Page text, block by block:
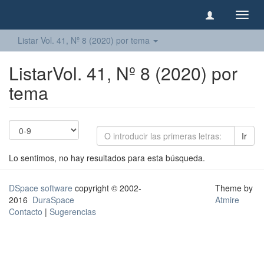
Listar Vol. 41, Nº 8 (2020) por tema
ListarVol. 41, Nº 8 (2020) por
tema
Ir
Lo sentimos, no hay resultados para esta búsqueda.
DSpace software copyright © 2002-
2016 DuraSpace
Contacto | Sugerencias
Theme by
Atmire